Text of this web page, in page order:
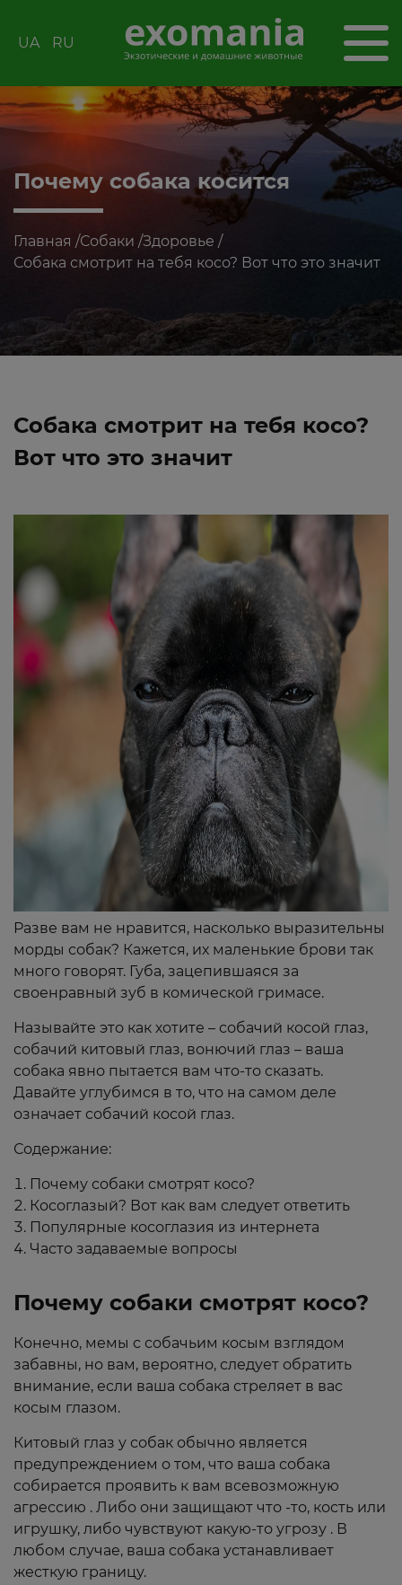
UA RU
Почему собака косится
Главная /Собаки /Здоровье /
Собака смотрит на тебя косо? Вот что это значит
Собака смотрит на тебя косо?
Вот что это значит
Разве вам не нравится, насколько выразительны
морды собак? Кажется, их маленькие брови так
много говорят. Губа, зацепившаяся за
своенравный зуб в комической гримасе.
Называйте это как хотите – собачий косой глаз,
собачий китовый глаз, вонючий глаз – ваша
собака явно пытается вам что-то сказать.
Давайте углубимся в то, что на самом деле
означает собачий косой глаз.
Содержание:
Почему собаки смотрят косо?
Косоглазый? Вот как вам следует ответить
Популярные косоглазия из интернета
Часто задаваемые вопросы
Почему собаки смотрят косо?
Конечно, мемы с собачьим косым взглядом
забавны, но вам, вероятно, следует обратить
внимание, если ваша собака стреляет в вас
косым глазом.
Китовый глаз у собак обычно является
предупреждением о том, что ваша собака
собирается проявить к вам всевозможную
агрессию . Либо они защищают что -то, кость или
игрушку, либо чувствуют какую-то угрозу . В
любом случае, ваша собака устанавливает
жесткую границу.